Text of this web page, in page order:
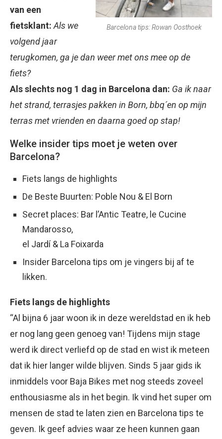
Barcelona tips: Rowan Oosthoek
van een
fietsklant:Als we
volgend jaar
terugkomen, ga je dan weer met ons mee op de
fiets?
Als slechts nog 1 dag in Barcelona dan: Ga ik naar
het strand, terrasjes pakken in Born, bbq´en op mijn
terras met vrienden en daarna goed op stap!
Welke insider tips moet je weten over
Barcelona?
Fiets langs de highlights
De Beste Buurten: Poble Nou & El Born
Secret places: Bar l’Antic Teatre, le Cucine
Mandarosso,
el Jardí & La Foixarda
Insider Barcelona tips om je vingers bij af te
likken.
Fiets langs de highlights
“Al bijna 6 jaar woon ik in deze wereldstad en ik heb
er nog lang geen genoeg van! Tijdens mijn stage
werd ik direct verliefd op de stad en wist ik meteen
dat ik hier langer wilde blijven. Sinds 5 jaar gids ik
inmiddels voor Baja Bikes met nog steeds zoveel
enthousiasme als in het begin. Ik vind het super om
mensen de stad te laten zien en Barcelona tips te
geven. Ik geef advies waar ze heen kunnen gaan